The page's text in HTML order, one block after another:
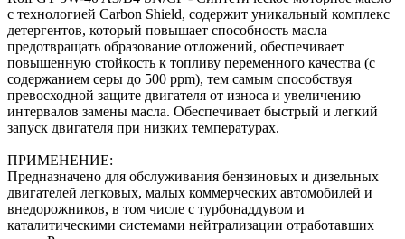
с технологией Carbon Shield, содержит уникальный комплекс
детергентов, который повышает способность масла
предотвращать образование отложений, обеспечивает
повышенную стойкость к топливу переменного качества (с
содержанием серы до 500 ppm), тем самым способствуя
превосходной защите двигателя от износа и увеличению
интервалов замены масла. Обеспечивает быстрый и легкий
запуск двигателя при низких температурах.
ПРИМЕНЕНИЕ:
Предназначено для обслуживания бензиновых и дизельных
двигателей легковых, малых коммерческих автомобилей и
внедорожников, в том числе с турбонаддувом и
каталитическими системами нейтрализации отработавших